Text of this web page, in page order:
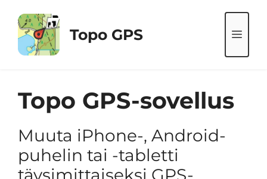
sisältöön
Topo GPS
Topo GPS-sovellus
Muuta iPhone-, Android-
puhelin tai -tabletti
täysimittaiseksi GPS-